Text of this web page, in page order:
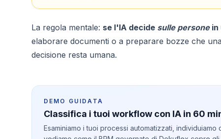
La regola mentale: se l'IA decide sulle personein
elaborare documenti o a preparare bozze che
decisione resta umana.
DEMO GUIDATA
Classifica i tuoi workflow con IA in 60
Esaminiamo i tuoi processi automatizzati,